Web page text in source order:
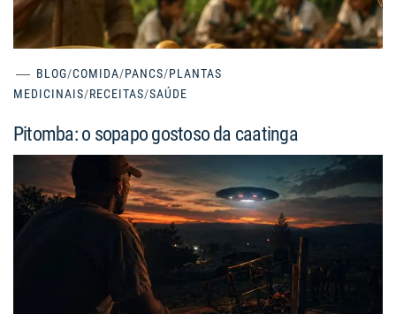
BLOG/COMIDA/PANCS/PLANTAS
MEDICINAIS/RECEITAS/SAÚDE
Pitomba: o sopapo gostoso da caatinga